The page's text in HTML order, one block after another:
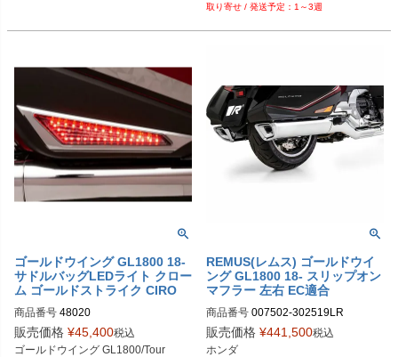
1～3週
ゴールドウイング GL1800 18-
サドルバッグLEDライト クロー
ム ゴールドストライク CIRO
商品番号 48020
販売価格 ¥45,400税込
ゴールドウイング GL1800/Tour
REMUS(レムス) ゴールドウイ
ング GL1800 18- スリップオン
マフラー 左右 EC適合
商品番号 007502-302519LR
007502 302519LR
EU型番：rem_007502_302519LR
販売価格 ¥441,500税込
ホンダ